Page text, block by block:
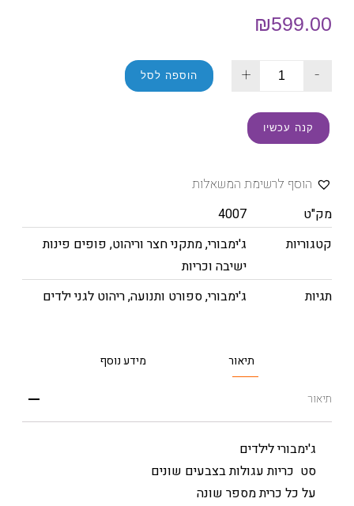
₪599.00
-
+ הוספה לסל
קנה עכשיו
הוסף לרשימת המשאלות
מק"ט
4007
קטגוריות
ג'ימבורי,מתקני חצר וריהוט, פופים פינות
ישיבה וכריות
תגיות
ג'ימבורי,ספורט ותנועה,ריהוט לגני ילדים
תיאור מידע נוסף
תיאור
ג'ימבורי לילדים
סט כריות עגולות בצבעים שונים
על כל כרית מספר שונה